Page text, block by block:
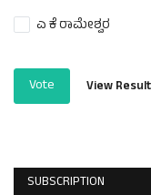
ಎ ಕೆ ರಾಮೇಶ್ವರ
Vote View
SUBSCRIPTION